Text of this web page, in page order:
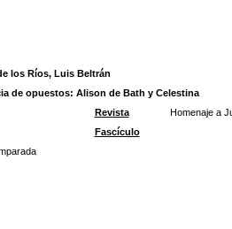
los Ríos, Luis Beltrán
de opuestos: Alison de Bath y Celestina
Revista
Homenaje a
Fascículo